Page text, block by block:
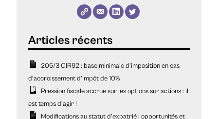
206/3 CIR92 : base minimale d’imposition en cas
d’accroissement d’impôt de 10%
Pression fiscale accrue sur les options sur actions : il
est temps d’agir !
Modifications au statut d’expatrié : opportunités et